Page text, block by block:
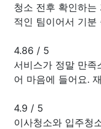
청소 전후 확인하는
적인 팀이어서 기분
4.86 / 5
서비스가 정말 만족
어 마음에 들어요.
4.9 / 5
이사청소와 입주청